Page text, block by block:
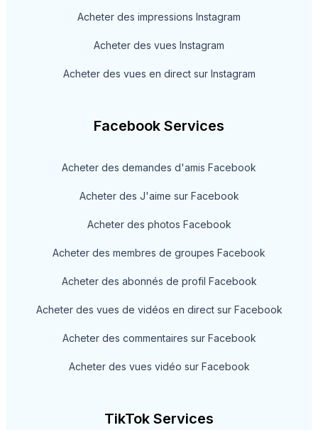
Acheter des impressions Instagram
Acheter des vues Instagram
Acheter des vues en direct sur Instagram
Facebook Services
Acheter des demandes d'amis Facebook
Acheter des J'aime sur Facebook
Acheter des photos Facebook
Acheter des membres de groupes Facebook
Acheter des abonnés de profil Facebook
Acheter des vues de vidéos en direct sur Facebook
Acheter des commentaires sur Facebook
Acheter des vues vidéo sur Facebook
TikTok Services